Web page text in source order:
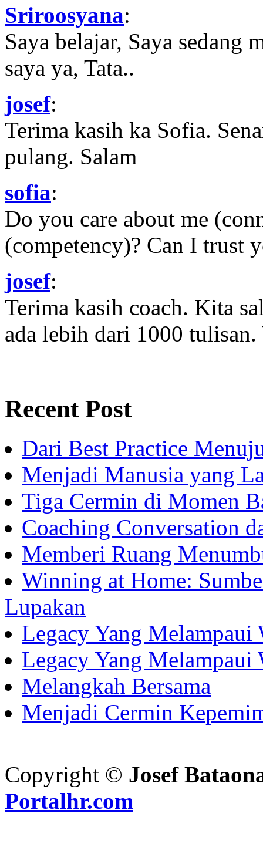
Sriroosyana:
Saya belajar, Saya sedang
saya ya, Tata..
josef:
Terima kasih ka Sofia.
pulang. Salam
sofia:
Do you care about me
(competency)? Can I trust
josef:
Terima kasih coach. Kita
ada lebih dari 1000 tulisan.
Recent Post
Dari Best Practice
Menjadi Manusia yang
Tiga Cermin di Momen
Coaching Conversation
Memberi Ruang
Winning at Home:
Lupakan
Legacy Yang Melampaui
Legacy Yang Melampaui
Melangkah Bersama
Menjadi Cermin
Copyright © Josef
Portalhr.com